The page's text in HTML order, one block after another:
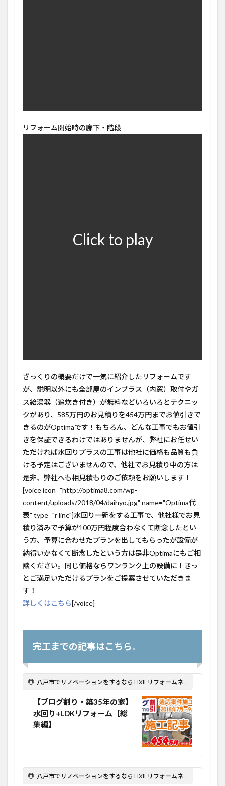
リフォーム開始時の廊下・階段
Click to play
ざっくりの概要だけで一気に紹介したリフォームです
が、説明以外にも全部屋のインプラス（内窓）取付やガ
ス給湯器（追炊き付き）が無料などいろいろとテクニッ
クがあり、585万円のお見積りを454万円までお値引きで
きるのがOptimaです！もちろん、どんな工事でもお値引
きを保証できるわけではありませんが、弊社にお任せい
ただければ水回りプラスの工事は他社に価格も品質も負
ける予定はございませんので、他社でお見積り中の方は
是非、弊社へも相見積もりのご依頼をお願いします！
[voice icon="http://optima8.com/wp-
content/uploads/2018/04/daihyo.jpg" name="Optima代
表" type="r line"]水回り一新をする工事で、他社様でお見
積り済みで予算が100万円程度合わなくて断念したとい
う方、予算に合わせたプランを出してもらったが設備が
納得いかなくて断念したという方は是非Optimaにもご相
談ください。同じ価格ならワンランク上の設備に！きっ
とご満足いただけるプランをご提案させていただきま
す！
詳しくはこちら[/voice]
完工までの記事はこちら。
八戸市でリノベーションをするなら LIXILリフォームネット Optima Reform！
【ブログ割り・築35年の家】
水回り+LDKリフォーム【総
集編】
八戸市でリノベーションをするなら LIXILリフォームネット Optima Reform！